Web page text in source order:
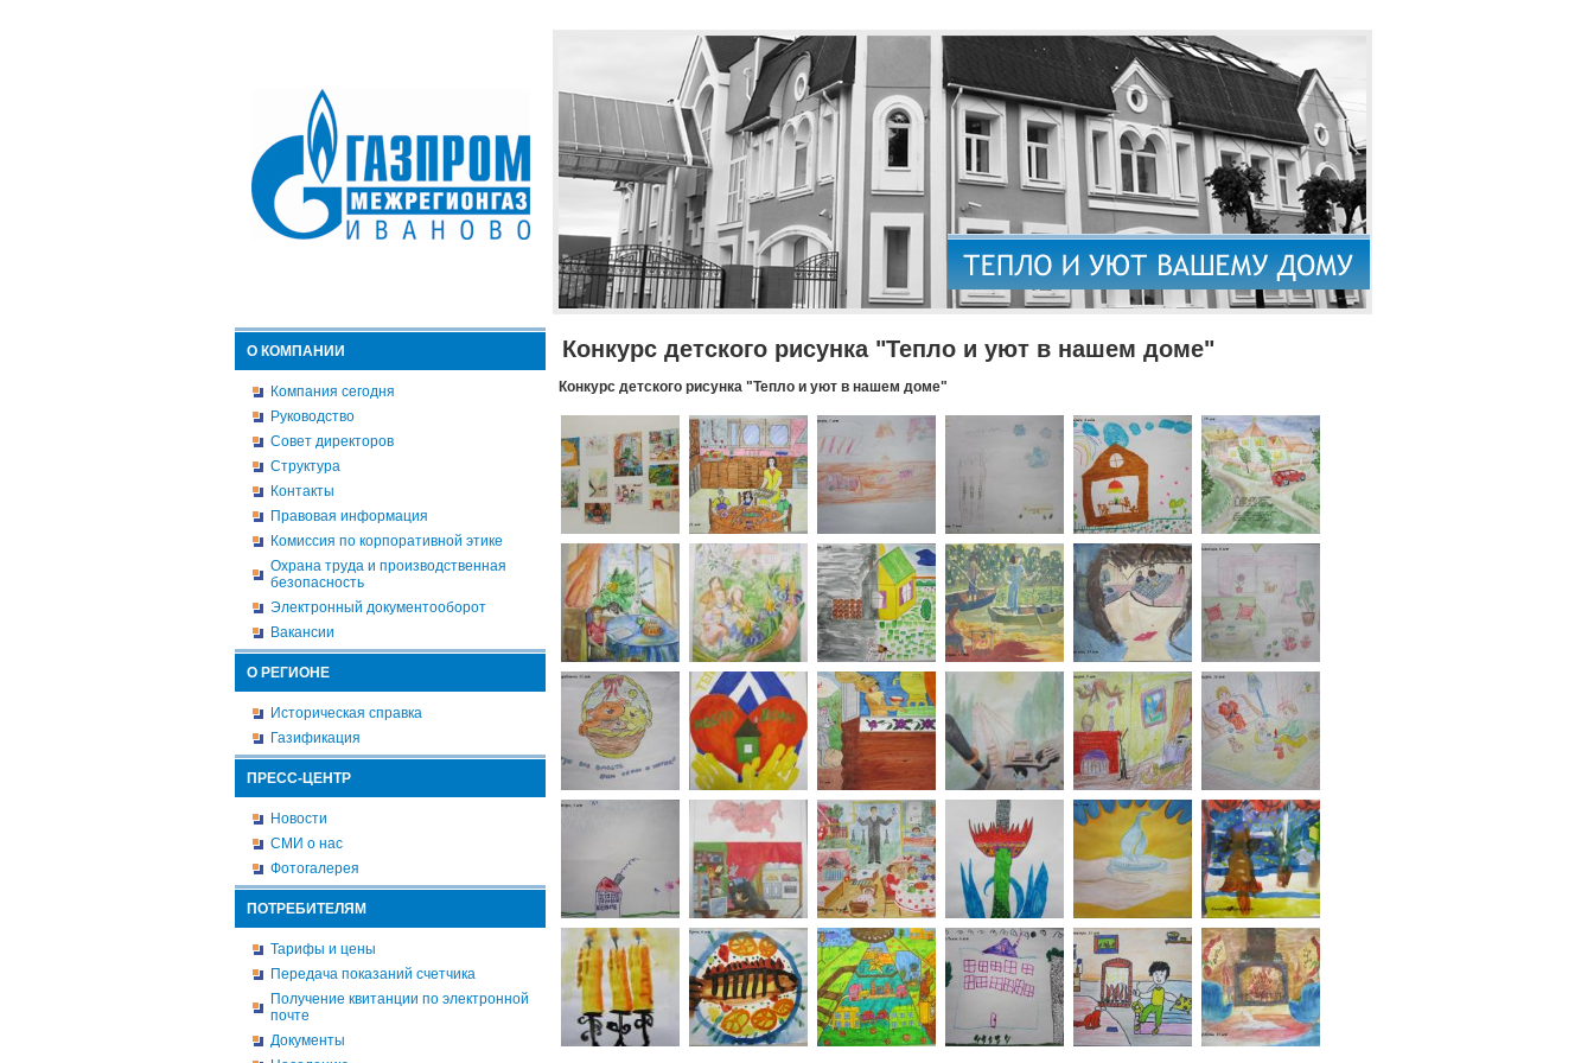
О КОМПАНИИ
Компания сегодня
Руководство
Совет директоров
Структура
Контакты
Правовая информация
Комиссия по корпоративной этике
Охрана труда и производственная
безопасность
Электронный документооборот
Вакансии
О РЕГИОНЕ
Историческая справка
Газификация
ПРЕСС-ЦЕНТР
Новости
СМИ о нас
Фотогалерея
ПОТРЕБИТЕЛЯМ
Тарифы и цены
Передача показаний счетчика
Получение квитанции по электронной
почте
Документы
Конкурс детского рисунка "Тепло и уют в нашем доме"
Конкурс детского рисунка "Тепло и уют в нашем доме"